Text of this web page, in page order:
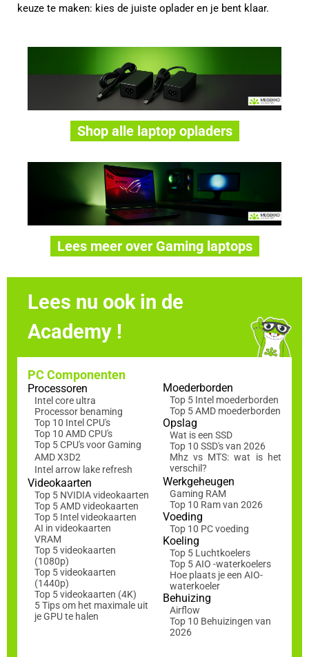
keuze te maken: kies de juiste oplader en je bent klaar.
Shop alle laptop opladers
Lees meer over Gaming laptops
Lees nu ook in de
Academy !
PC Componenten
Processoren
Intel core ultra
Processor benaming
Top 10 Intel CPU's
Top 10 AMD CPU's
Top 5 CPU's voor Gaming
AMD X3D2
Intel arrow lake refresh
Videokaarten
Top 5 NVIDIA videokaarten
Top 5 AMD videokaarten
Top 5 Intel videokaarten
AI in videokaarten
VRAM
Top 5 videokaarten
(1080p)
Top 5 videokaarten
(1440p)
Top 5 videokaarten (4K)
5 Tips om het maximale uit
je GPU te halen
Moederborden
Top 5 Intel moederborden
Top 5 AMD moederborden
Opslag
Wat is een SSD
Top 10 SSD's van 2026
Mhz vs MTS: wat is het
verschil?
Werkgeheugen
Gaming RAM
Top 10 Ram van 2026
Voeding
Top 10 PC voeding
Koeling
Top 5 Luchtkoelers
Top 5 AIO -waterkoelers
Hoe plaats je een AIO-
waterkoeler
Behuizing
Airflow
Top 10 Behuizingen van
2026